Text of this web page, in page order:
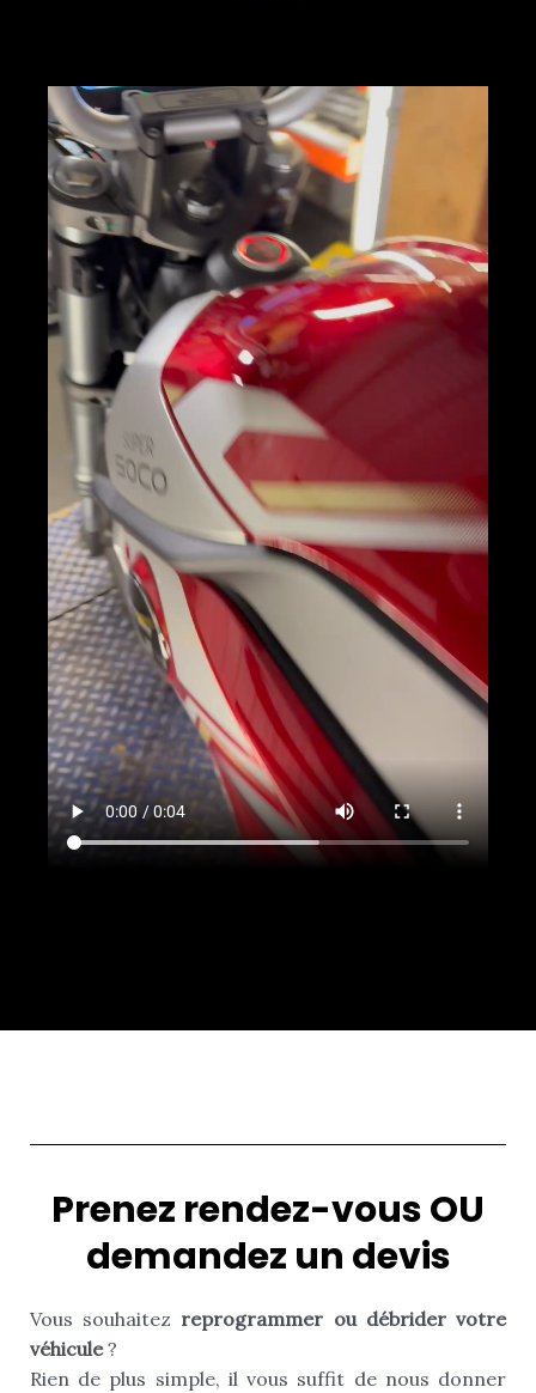
Prenez rendez-vous OU
demandez un devis
Vous souhaitez reprogrammer ou débrider votre
véhicule?
Rien de plus simple, il vous suffit de nous donner